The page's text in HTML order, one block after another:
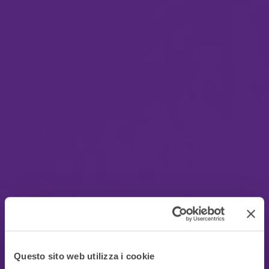
Questo sito web utilizza i cookie